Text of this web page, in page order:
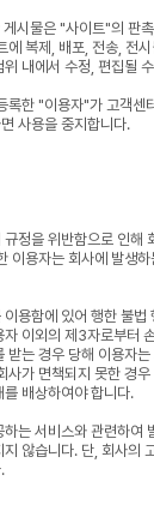
시물은 "사이트"의 판
에 복제, 배포, 전송, 전
내에서 수정, 편집될
록한 "이용자"가 고객센
사용을 중지합니다.
규정을 위반함으로 인해
이용자는 회사에 발생
용함에 있어 행한 불법
이외의 제3자로부터
받는 경우 당해 이용자
사가 면책되지 못한 경
배상하여야 합니다.
는 서비스와 관련하여
않습니다. 단, 회사의